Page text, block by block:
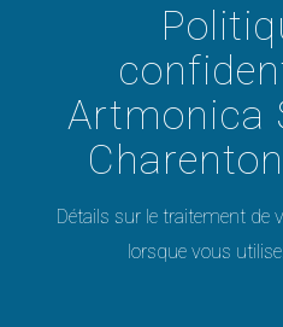
Artmonica
Détails sur le traitement de
lorsque vous